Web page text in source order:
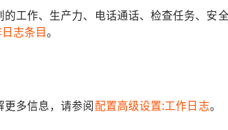
工作、生产力、电话通话、检查任务、
志条目。
多信息，请参阅 配置高级设置:工作日志。